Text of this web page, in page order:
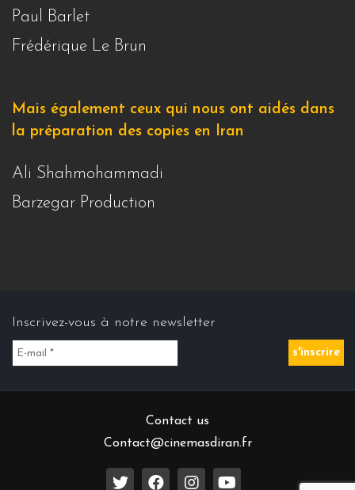
Paul Barlet
Frédérique Le Brun
Mais également ceux qui nous ont aidés dans
la préparation des copies en Iran
Ali Shahmohammadi
Barzegar Production
Inscrivez-vous à notre newsletter
Contact us
Contact@cinemasdiran.fr